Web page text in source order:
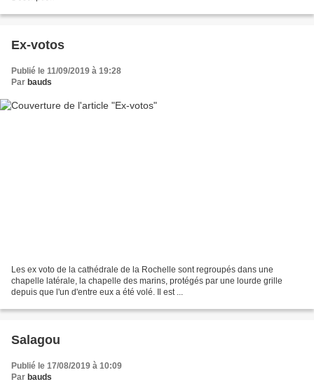
Ex-votos
Publié le 11/09/2019 à 19:28
Par bauds
Les ex voto de la cathédrale de la Rochelle sont regroupés dans une
chapelle latérale, la chapelle des marins, protégés par une lourde grille
depuis que l'un d'entre eux a été volé. Il est ...
Salagou
Publié le 17/08/2019 à 10:09
Par bauds